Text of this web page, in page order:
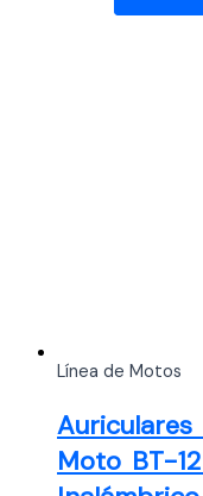
Línea de Motos
Moto BT-